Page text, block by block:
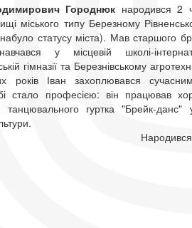
Городнюк народився 2
міського типу Березному
статусу міста). Мав старшого
у місцевій школі-
гімназії та Березнівському
років Іван захоплювався
стало професією: він працював
танцювального гуртка "Брейк-данс"